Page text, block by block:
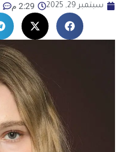
سبتمبر 29, 2025 2:29 م